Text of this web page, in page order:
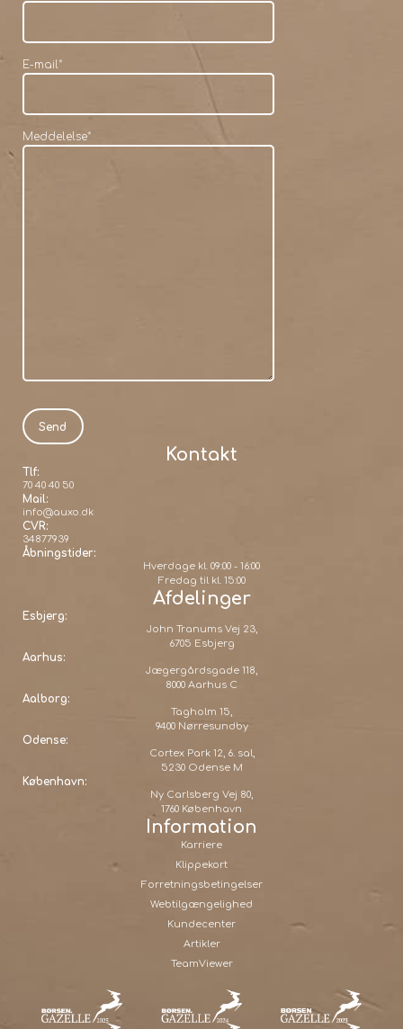
E-mail*
Meddelelse*
Kontakt
Tlf:
70 40 40 50
Mail:
info@auxo.dk
CVR:
34877939
Åbningstider:
Hverdage kl. 09:00 - 16:00
Fredag til kl. 15:00
Afdelinger
Esbjerg:
John Tranums Vej 23,
6705 Esbjerg
Aarhus:
Jægergårdsgade 118,
8000 Aarhus C
Aalborg:
Tagholm 15,
9400 Nørresundby
Odense:
Cortex Park 12, 6. sal,
5230 Odense M
København:
Ny Carlsberg Vej 80,
1760 København
Information
Karriere
Klippekort
Forretningsbetingelser
Webtilgængelighed
Kundecenter
Artikler
TeamViewer